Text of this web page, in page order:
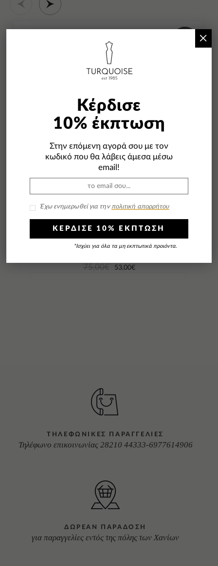
75,00€ 53,00€
ΤΗΛΕΦΩΝΙΚΕΣ ΠΑΡΑΓΓΕΛΙΕΣ
Τηλέφωνο επικοινωνίας 28210 44333-6977614906
ΔΩΡΕΑΝ ΠΑΡΑΔΟΣΗ
για παραγγελίες εντός της πόλης των Χανίων
Κέρδισε
10% έκπτωση
Στην επόμενη αγορά σου με τον
κωδικό που θα λάβεις άμεσα μέσω
email!
Έχω ενημερωθεί για τηνπολιτική απορρήτου
ΚΕΡΔΙΣΕ 10% ΕΚΠΤΩΣΗ
*Ισχύει για όλα τα μη εκπτωτικά προιόντα.
×